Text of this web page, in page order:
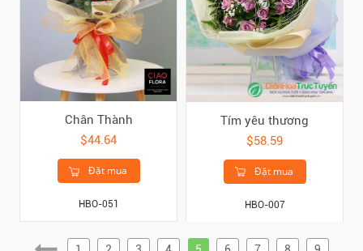
Chân Thành
$44.64
Đặt mua
HBO-051
Tím yêu thương
$58.59
Đặt mua
HBO-007